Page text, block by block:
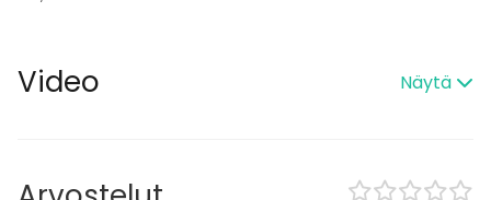
Video Näytä